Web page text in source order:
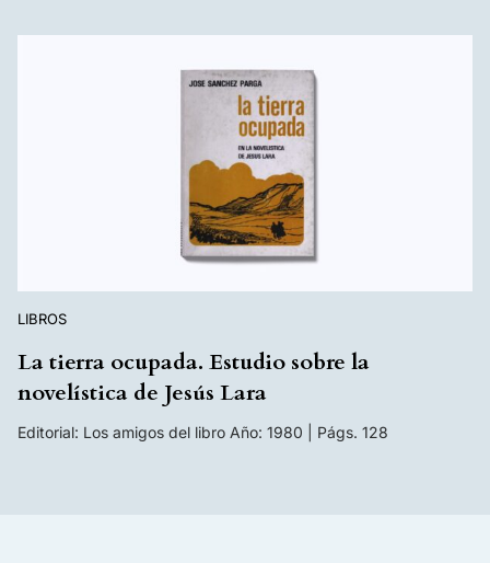
LIBROS
La tierra ocupada. Estudio sobre la
novelística de Jesús Lara
Editorial: Los amigos del libro Año: 1980 | Págs. 128